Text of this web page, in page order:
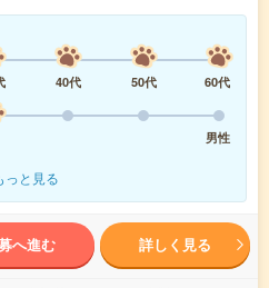
40代 50代
60代
男性
っと見る
へ進む 詳しく見る